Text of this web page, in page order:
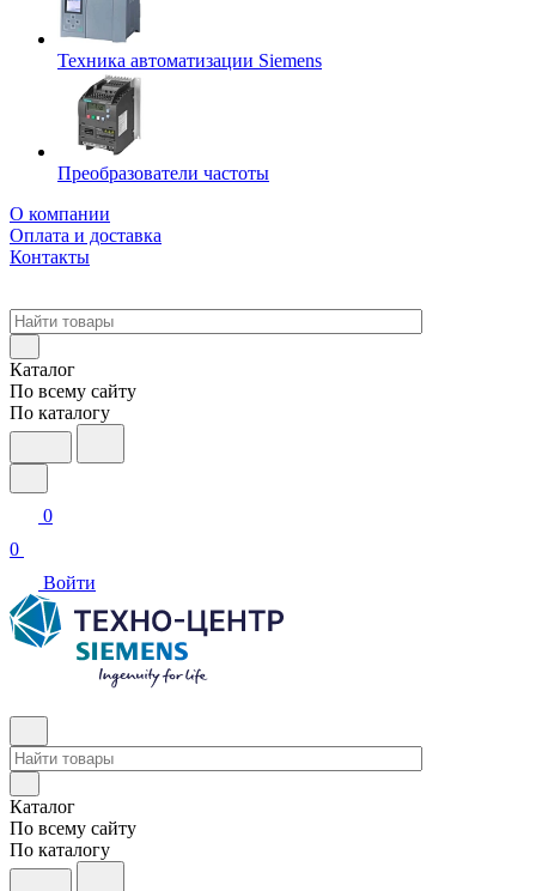
Техника автоматизации Siemens
Преобразователи частоты
О компании
Оплата и доставка
Контакты
Каталог
По всему сайту
По каталогу
0
0
Войти
Каталог
По всему сайту
По каталогу